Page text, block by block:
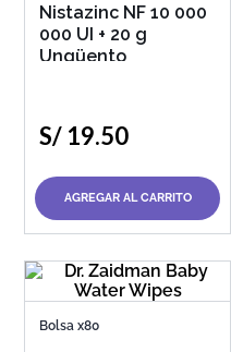
Nistazinc NF 10 000
000 UI + 20 g
Ungüento
S/ 19.50
AGREGAR AL CARRITO
Bolsa x80